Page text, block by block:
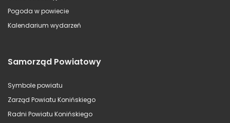
Pogoda w powiecie
Kalendarium wydarzeń
Samorząd Powiatowy
Symbole powiatu
Zarząd Powiatu Konińskiego
Radni Powiatu Konińskiego